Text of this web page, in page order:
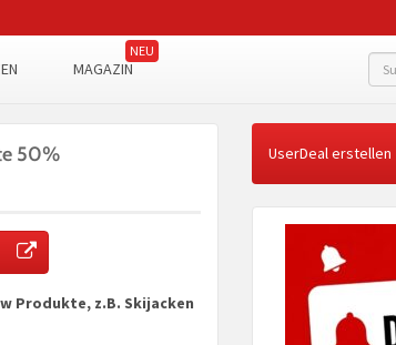
MAGAZIN
50%
Produkte, z.B. Skijacken
UserDeal erstellen